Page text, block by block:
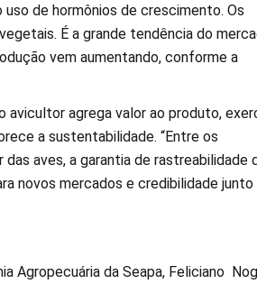
de hormônios de crescimento. Os
É a grande tendência do
vem aumentando, conforme a
avicultor agrega valor ao produto,
a sustentabilidade. “Entre os
aves, a garantia de rastreabilidade
novos mercados e credibilidade junto
Agropecuária da Seapa, Feliciano